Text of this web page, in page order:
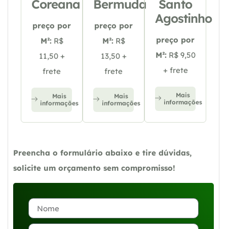
Coreana
preço por
M²: R$
11,50 +
frete
Mais
informações
Bermuda
preço por
M²: R$
13,50 +
frete
Mais
informações
Santo
Agostinho
preço por
M²: R$ 9,50
+ frete
Mais
informações
Preencha o formulário abaixo e tire dúvidas,
solicite um orçamento sem compromisso!